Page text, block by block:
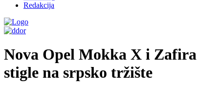
Redakcija
Nova Opel Mokka X i Zafira
stigle na srpsko tržište